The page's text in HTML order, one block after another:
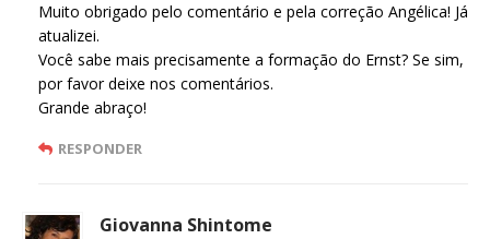
Muito obrigado pelo comentário e pela correção Angélica! Já
atualizei.
Você sabe mais precisamente a formação do Ernst? Se sim,
por favor deixe nos comentários.
Grande abraço!
RESPONDER
Giovanna Shintome